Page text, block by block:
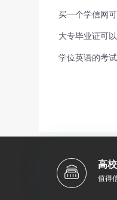
买一个学信网
大专毕业证可
学位英语的考
高
值得